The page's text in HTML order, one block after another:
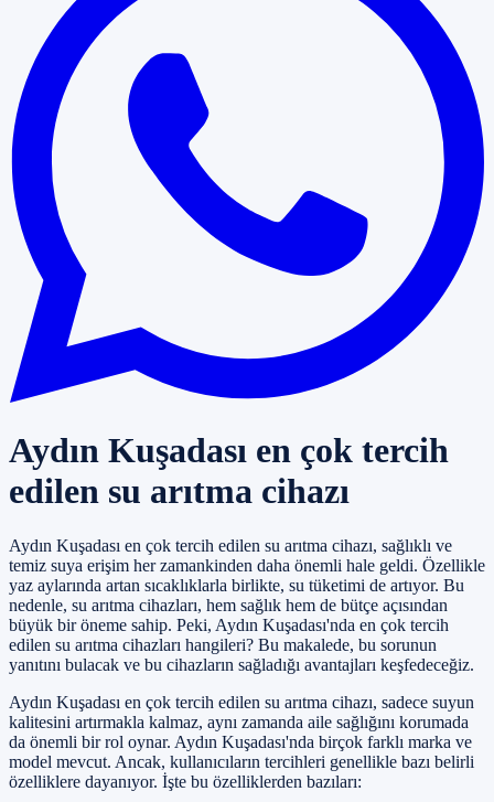
Aydın Kuşadası en çok tercih
edilen su arıtma cihazı
Aydın Kuşadası en çok tercih edilen su arıtma cihazı, sağlıklı ve
temiz suya erişim her zamankinden daha önemli hale geldi. Özellikle
yaz aylarında artan sıcaklıklarla birlikte, su tüketimi de artıyor. Bu
nedenle, su arıtma cihazları, hem sağlık hem de bütçe açısından
büyük bir öneme sahip. Peki, Aydın Kuşadası'nda en çok tercih
edilen su arıtma cihazları hangileri? Bu makalede, bu sorunun
yanıtını bulacak ve bu cihazların sağladığı avantajları keşfedeceğiz.
Aydın Kuşadası en çok tercih edilen su arıtma cihazı, sadece suyun
kalitesini artırmakla kalmaz, aynı zamanda aile sağlığını korumada
da önemli bir rol oynar. Aydın Kuşadası'nda birçok farklı marka ve
model mevcut. Ancak, kullanıcıların tercihleri genellikle bazı belirli
özelliklere dayanıyor. İşte bu özelliklerden bazıları: